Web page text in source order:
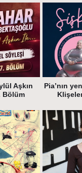
Aşkın
Bölüm
Pia’nın